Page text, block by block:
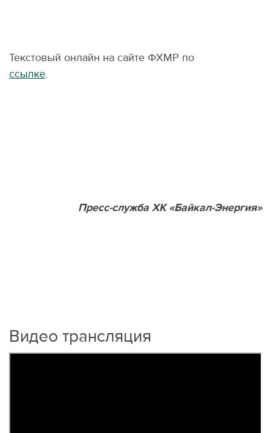
Текстовый онлайн на сайте ФХМР по
ссылке.
Пресс-служба ХК «Байкал-Энергия»
Видео трансляция